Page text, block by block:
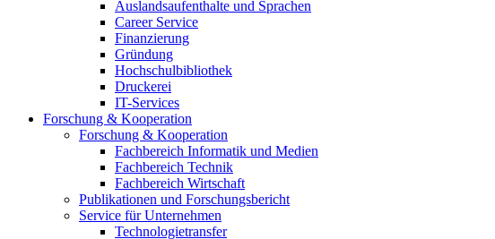
Auslandsaufenthalte und Sprachen
Career Service
Finanzierung
Gründung
Hochschulbibliothek
Druckerei
IT-Services
Forschung & Kooperation
Forschung & Kooperation
Fachbereich Informatik und Medien
Fachbereich Technik
Fachbereich Wirtschaft
Publikationen und Forschungsbericht
Service für Unternehmen
Technologietransfer